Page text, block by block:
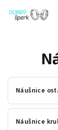
obsah
Náušnice
Náušnice